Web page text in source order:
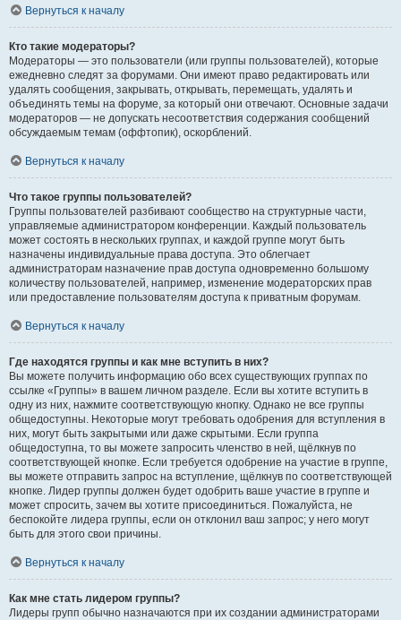
Вернуться к началу
Кто такие модераторы?
Модераторы — это пользователи (или группы пользователей), которые
ежедневно следят за форумами. Они имеют право редактировать или
удалять сообщения, закрывать, открывать, перемещать, удалять и
объединять темы на форуме, за который они отвечают. Основные задачи
модераторов — не допускать несоответствия содержания сообщений
обсуждаемым темам (оффтопик), оскорблений.
Вернуться к началу
Что такое группы пользователей?
Группы пользователей разбивают сообщество на структурные части,
управляемые администратором конференции. Каждый пользователь
может состоять в нескольких группах, и каждой группе могут быть
назначены индивидуальные права доступа. Это облегчает
администраторам назначение прав доступа одновременно большому
количеству пользователей, например, изменение модераторских прав
или предоставление пользователям доступа к приватным форумам.
Вернуться к началу
Где находятся группы и как мне вступить в них?
Вы можете получить информацию обо всех существующих группах по
ссылке «Группы» в вашем личном разделе. Если вы хотите вступить в
одну из них, нажмите соответствующую кнопку. Однако не все группы
общедоступны. Некоторые могут требовать одобрения для вступления в
них, могут быть закрытыми или даже скрытыми. Если группа
общедоступна, то вы можете запросить членство в ней, щёлкнув по
соответствующей кнопке. Если требуется одобрение на участие в группе,
вы можете отправить запрос на вступление, щёлкнув по соответствующей
кнопке. Лидер группы должен будет одобрить ваше участие в группе и
может спросить, зачем вы хотите присоединиться. Пожалуйста, не
беспокойте лидера группы, если он отклонил ваш запрос; у него могут
быть для этого свои причины.
Вернуться к началу
Как мне стать лидером группы?
Лидеры групп обычно назначаются при их создании администраторами